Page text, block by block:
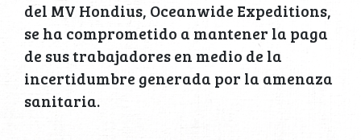
del MV Hondius, Oceanwide Expeditions,
se ha comprometido a mantener la paga
de sus trabajadores en medio de la
incertidumbre generada por la amenaza
sanitaria.